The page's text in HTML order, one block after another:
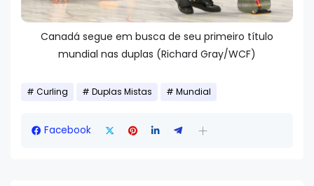
Canadá segue em busca de seu primeiro título
mundial nas duplas (Richard Gray/WCF)
Curling Duplas Mistas Mundial
Facebook